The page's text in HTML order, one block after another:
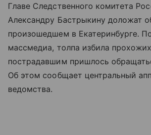
Главе Следственного комитета
Александру Бастрыкину доложат
произошедшем в Екатеринбурге.
массмедиа, толпа избила
пострадавшим пришлось
Об этом сообщает центральный
ведомства.